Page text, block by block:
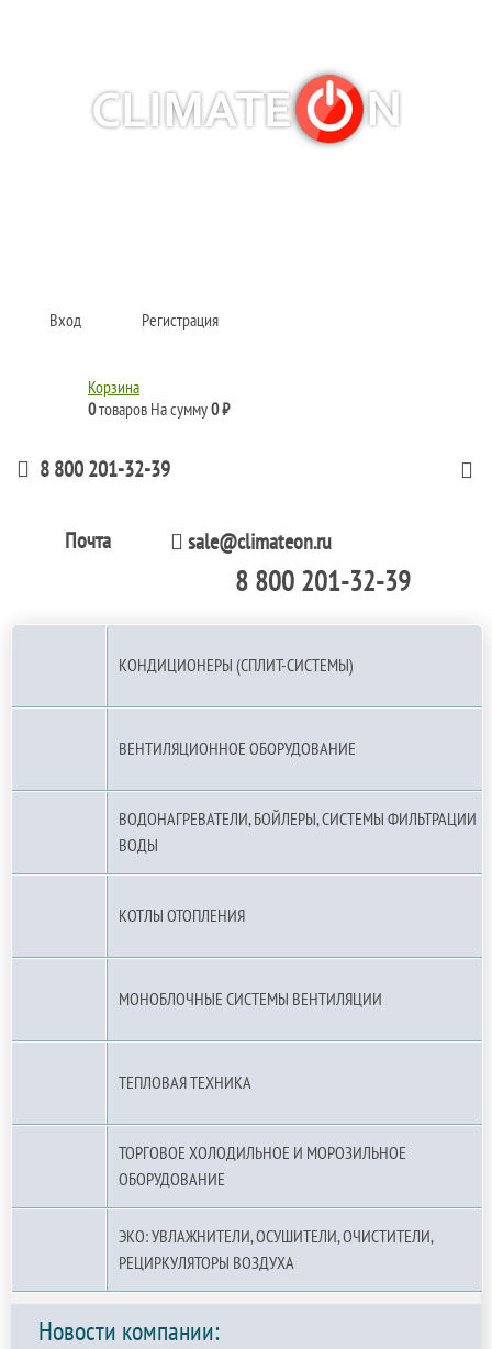
Вход Регистрация
Корзина
0товаров На сумму0 ₽
8 800 201-32-39
Почта sale@climateon.ru
8 800 201-32-39
КОНДИЦИОНЕРЫ (СПЛИТ-СИСТЕМЫ)
ВЕНТИЛЯЦИОННОЕ ОБОРУДОВАНИЕ
ВОДОНАГРЕВАТЕЛИ, БОЙЛЕРЫ, СИСТЕМЫ ФИЛЬТРАЦИИ
ВОДЫ
КОТЛЫ ОТОПЛЕНИЯ
МОНОБЛОЧНЫЕ СИСТЕМЫ ВЕНТИЛЯЦИИ
ТЕПЛОВАЯ ТЕХНИКА
ТОРГОВОЕ ХОЛОДИЛЬНОЕ И МОРОЗИЛЬНОЕ
ОБОРУДОВАНИЕ
ЭКО: УВЛАЖНИТЕЛИ, ОСУШИТЕЛИ, ОЧИСТИТЕЛИ,
РЕЦИРКУЛЯТОРЫ ВОЗДУХА
Новости компании: